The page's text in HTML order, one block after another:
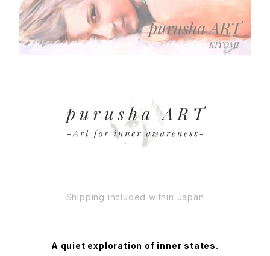
Shipping included within Japan
A quiet exploration of inner states.